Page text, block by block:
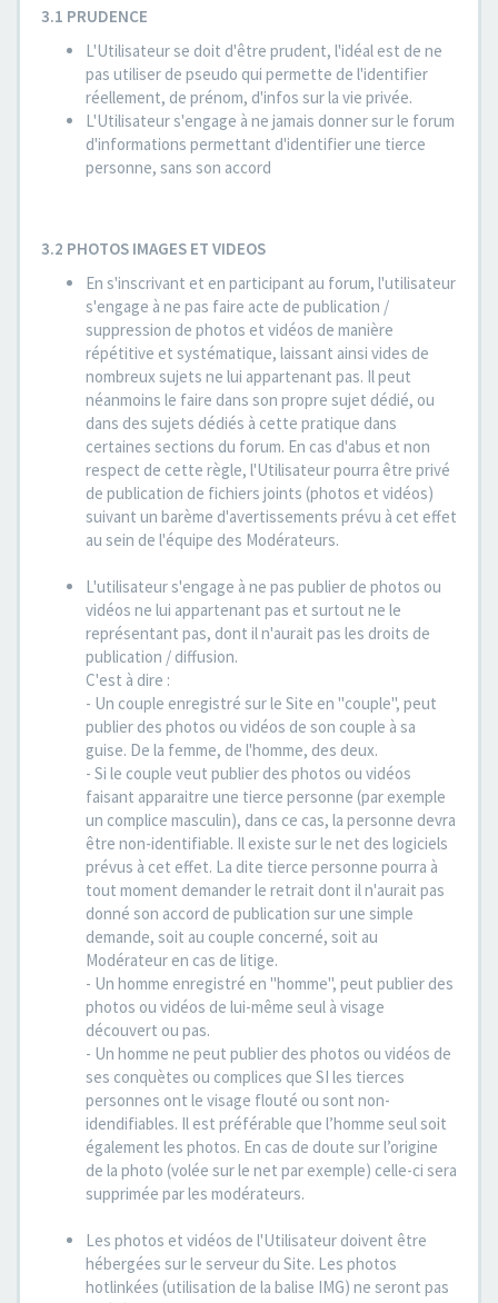
3.1 PRUDENCE
L'Utilisateur se doit d'être prudent, l'idéal est de ne
pas utiliser de pseudo qui permette de l'identifier
réellement, de prénom, d'infos sur la vie privée.
L'Utilisateur s'engage à ne jamais donner sur le forum
d'informations permettant d'identifier une tierce
personne, sans son accord
3.2 PHOTOS IMAGES ET VIDEOS
En s'inscrivant et en participant au forum, l'utilisateur
s'engage à ne pas faire acte de publication /
suppression de photos et vidéos de manière
répétitive et systématique, laissant ainsi vides de
nombreux sujets ne lui appartenant pas. Il peut
néanmoins le faire dans son propre sujet dédié, ou
dans des sujets dédiés à cette pratique dans
certaines sections du forum. En cas d'abus et non
respect de cette règle, l'Utilisateur pourra être privé
de publication de fichiers joints (photos et vidéos)
suivant un barème d'avertissements prévu à cet effet
au sein de l'équipe des Modérateurs.
L'utilisateur s'engage à ne pas publier de photos ou
vidéos ne lui appartenant pas et surtout ne le
représentant pas, dont il n'aurait pas les droits de
publication / diffusion.
C'est à dire :
- Un couple enregistré sur le Site en "couple", peut
publier des photos ou vidéos de son couple à sa
guise. De la femme, de l'homme, des deux.
- Si le couple veut publier des photos ou vidéos
faisant apparaitre une tierce personne (par exemple
un complice masculin), dans ce cas, la personne devra
être non-identifiable. Il existe sur le net des logiciels
prévus à cet effet. La dite tierce personne pourra à
tout moment demander le retrait dont il n'aurait pas
donné son accord de publication sur une simple
demande, soit au couple concerné, soit au
Modérateur en cas de litige.
- Un homme enregistré en "homme", peut publier des
photos ou vidéos de lui-même seul à visage
découvert ou pas.
- Un homme ne peut publier des photos ou vidéos de
ses conquètes ou complices que SI les tierces
personnes ont le visage flouté ou sont non-
idendifiables. Il est préférable que l’homme seul soit
également les photos. En cas de doute sur l’origine
de la photo (volée sur le net par exemple) celle-ci sera
supprimée par les modérateurs.
Les photos et vidéos de l'Utilisateur doivent être
hébergées sur le serveur du Site. Les photos
hotlinkées (utilisation de la balise IMG) ne seront pas